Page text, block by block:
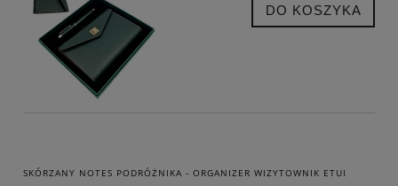
DO KOSZYKA
SKÓRZANY NOTES PODRÓŻNIKA - ORGANIZER WIZYTOWNIK ETUI